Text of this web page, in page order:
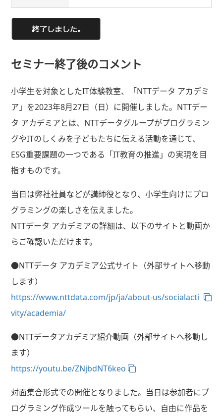
セミナー終了後のコメント
小学生を対象としたIT体験教室、「NTTデータ アカデミ
ア」を2023年8月27日（日）に開催しました。NTTデー
タ アカデミアとは、NTTデータグループがプログラミン
グやITのしくみを子どもたちに伝える活動を通じて、
ESG重要課題の一つである「IT教育の推進」の実現を目
指すものです。
当日は弊社社員などが講師役となり、小学生向けにプロ
グラミングの楽しさを伝えました。
NTTデータ アカデミアの詳細は、以下のサイトと動画か
らご確認いただけます。
●NTTデータ アカデミア公式サイト（外部サイトへ移動
します）
https://www.nttdata.com/jp/ja/about-us/socialacti
vity/academia/
●NTTデータアカデミア紹介動画（外部サイトへ移動し
ます）
https://youtu.be/ZNjbdNT6keo
対面集合形式での開催となりました。当日は参加者にプ
ログラミング作成ツールを触ってもらい、自由に作品を